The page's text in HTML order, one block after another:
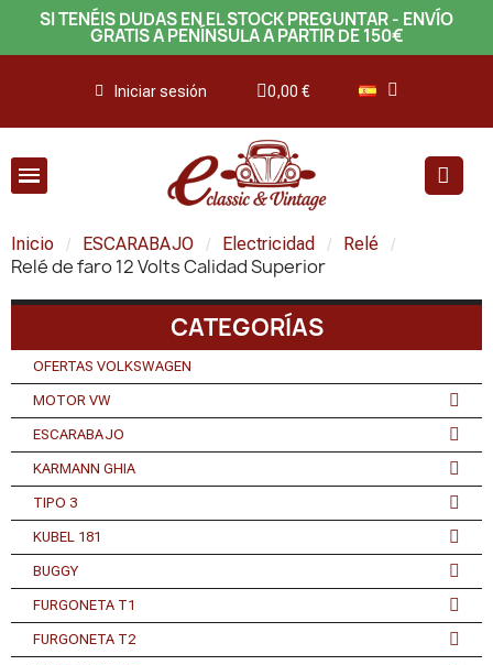
SI TENÉIS DUDAS EN EL STOCK PREGUNTAR - ENVÍO
GRATIS A PENÍNSULA A PARTIR DE 150€
Iniciar sesión 0,00 €
Inicio ESCARABAJO Electricidad Relé
Relé de faro 12 Volts Calidad Superior
CATEGORÍAS
OFERTAS VOLKSWAGEN
MOTOR VW
ESCARABAJO
KARMANN GHIA
TIPO 3
KUBEL 181
BUGGY
FURGONETA T1
FURGONETA T2